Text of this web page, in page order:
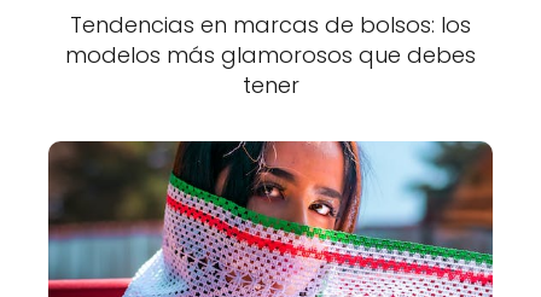
Tendencias en marcas de bolsos: los
modelos más glamorosos que debes
tener